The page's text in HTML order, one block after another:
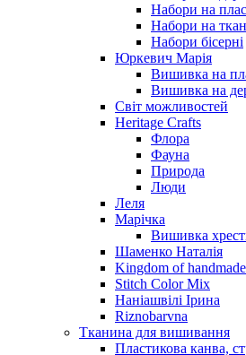
Набори на
Набори на
Набори бісерні
Юркевич Марія
Вишивка на
Вишивка на
Світ можливостей
Heritage Crafts
Флора
Фауна
Природа
Люди
Леля
Марічка
Вишивка
Шаменко Наталія
Kingdom of handmade
Stitch Color Mix
Наніашвілі Ірина
Riznobarvna
Тканина для вишивання
Пластикова канва,